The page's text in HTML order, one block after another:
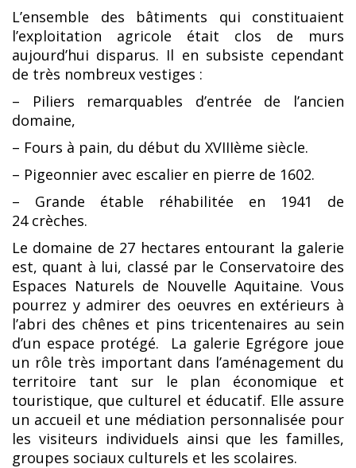
L’ensemble des bâtiments qui constituaient
l’exploitation agricole était clos de murs
aujourd’hui disparus. Il en subsiste cependant
de très nombreux vestiges :
– Piliers remarquables d’entrée de l’ancien
domaine,
– Fours à pain, du début du XVIIIème siècle.
– Pigeonnier avec escalier en pierre de 1602.
– Grande étable réhabilitée en 1941 de
24 crèches.
Le domaine de 27 hectares entourant la galerie
est, quant à lui, classé par le Conservatoire des
Espaces Naturels de Nouvelle Aquitaine. Vous
pourrez y admirer des oeuvres en extérieurs à
l’abri des chênes et pins tricentenaires au sein
d’un espace protégé. La galerie Egrégore joue
un rôle très important dans l’aménagement du
territoire tant sur le plan économique et
touristique, que culturel et éducatif. Elle assure
un accueil et une médiation personnalisée pour
les visiteurs individuels ainsi que les familles,
groupes sociaux culturels et les scolaires.